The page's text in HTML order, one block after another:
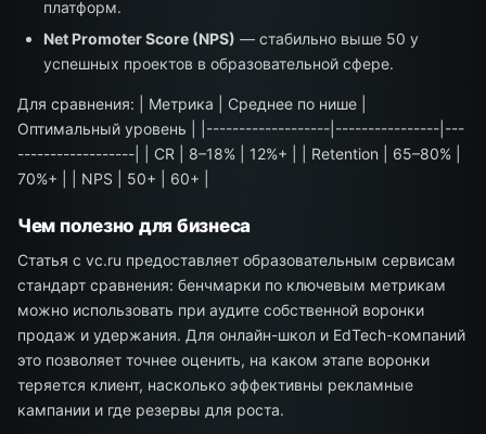
платформ.
Net Promoter Score (NPS) — стабильно выше 50 у
успешных проектов в образовательной сфере.
Для сравнения: | Метрика | Среднее по нише |
Оптимальный уровень | |-------------------|----------------|---
------------------| | CR | 8–18% | 12%+ | | Retention | 65–80% |
70%+ | | NPS | 50+ | 60+ |
Чем полезно для бизнеса
Статья с vc.ru предоставляет образовательным сервисам
стандарт сравнения: бенчмарки по ключевым метрикам
можно использовать при аудите собственной воронки
продаж и удержания. Для онлайн-школ и EdTech-компаний
это позволяет точнее оценить, на каком этапе воронки
теряется клиент, насколько эффективны рекламные
кампании и где резервы для роста.